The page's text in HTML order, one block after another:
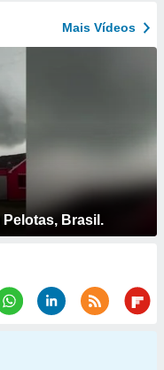
Mais Vídeos
Brasil.